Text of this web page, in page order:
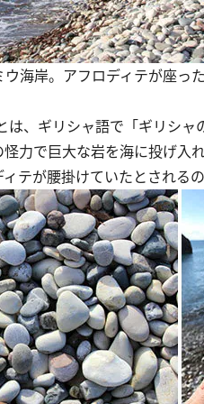
海岸。アフロディテが座っ
は、ギリシャ語で「ギリシ
力で巨大な岩を海に投げ入
テが腰掛けていたとされる